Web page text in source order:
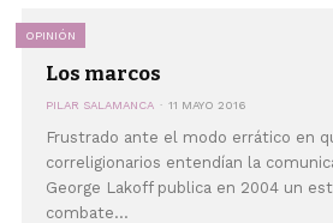
OPINIÓN
Los marcos
PILAR SALAMANCA 11 MAYO 2016
Frustrado ante el modo errático en
correligionarios entendían la
George Lakoff publica en 2004 un
combate...